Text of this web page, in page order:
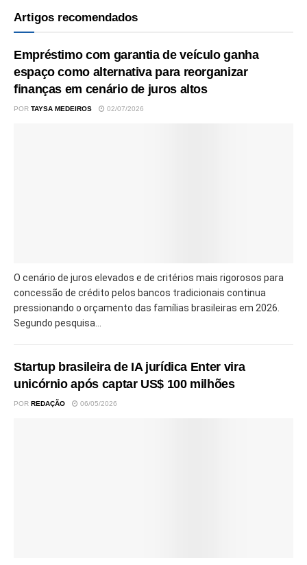
Artigos recomendados
Empréstimo com garantia de veículo ganha
espaço como alternativa para reorganizar
finanças em cenário de juros altos
POR TAYSA MEDEIROS 02/07/2026
O cenário de juros elevados e de critérios mais rigorosos para
concessão de crédito pelos bancos tradicionais continua
pressionando o orçamento das famílias brasileiras em 2026.
Segundo pesquisa...
Startup brasileira de IA jurídica Enter vira
unicórnio após captar US$ 100 milhões
POR REDAÇÃO 06/05/2026